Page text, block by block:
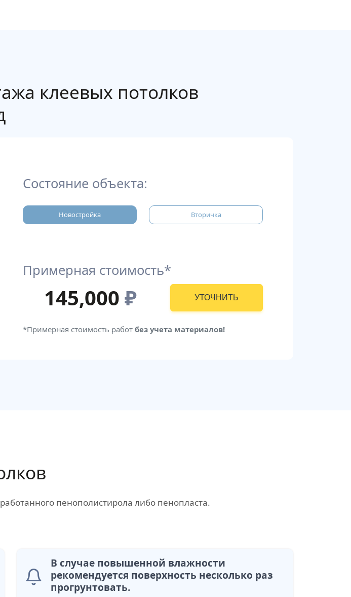
клеевых потолков
Состояние объекта:
Новостройка Вторичка
Примерная стоимость*
145,000 ₽ УТОЧНИТЬ
*Примерная стоимость работ без учета материалов!
пенополистирола либо пенопласта.
В случае повышенной влажности
рекомендуется поверхность несколько раз
прогрунтовать.